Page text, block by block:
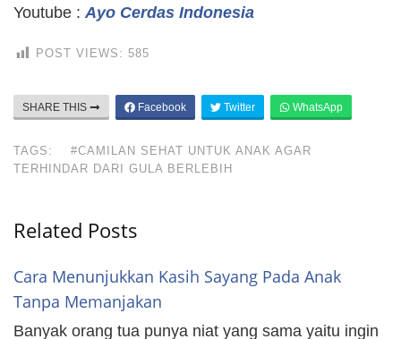
Youtube : Ayo Cerdas Indonesia
POST VIEWS: 585
SHARE THIS Facebook Twitter WhatsApp
TAGS:
#CAMILAN SEHAT UNTUK ANAK AGAR
TERHINDAR DARI GULA BERLEBIH
Related Posts
Cara Menunjukkan Kasih Sayang Pada Anak
Tanpa Memanjakan
Banyak orang tua punya niat yang sama yaitu ingin